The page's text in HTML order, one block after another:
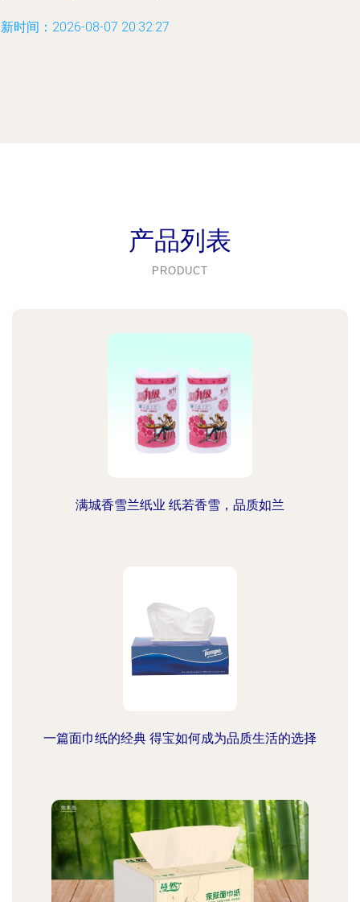
时间：2026-08-07 20:32:27
产品列表
PRODUCT
满城香雪兰纸业 纸若香雪，品质如兰
一篇面巾纸的经典 得宝如何成为品质生活的选择